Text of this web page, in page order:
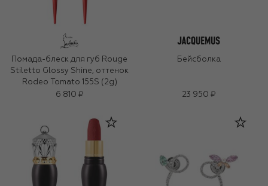
Помада-блеск для губ Rouge
Stiletto Glossy Shine, оттенок
Rodeo Tomato 155S (2g)
6 810 ₽
Бейсболка
23 950 ₽